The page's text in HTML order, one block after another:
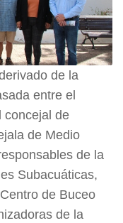
de la
entre el
concejal de
de Medio
de la
Subacuáticas,
de Buceo
de la